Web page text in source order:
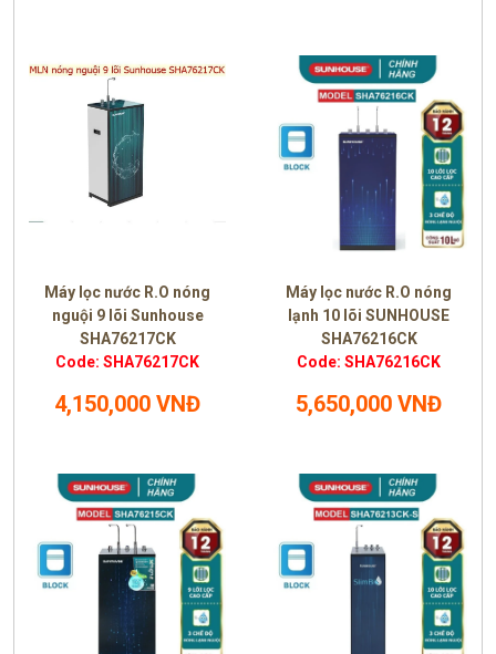
Máy lọc nước R.O nóng
nguội 9 lõi Sunhouse
SHA76217CK
Code: SHA76217CK
4,150,000 VNĐ
Máy lọc nước R.O nóng
lạnh 10 lõi SUNHOUSE
SHA76216CK
Code: SHA76216CK
5,650,000 VNĐ